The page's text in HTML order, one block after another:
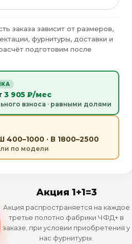
заказа зависит от размеров,
фурнитуры, доставки и
подготовим после
3 905 ₽/мес
взноса · равными долями
400–1000 · В 1800–2500
по модели
Акция 1+1=3
Акция распространяется на каждое
третье полотно фабрики ЧФД+ в
заказе, при условии приобретения у
нас фурнитуры.